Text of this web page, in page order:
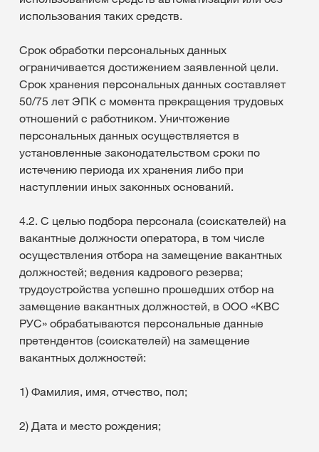
использования таких средств.
Срок обработки персональных данных
ограничивается достижением заявленной цели.
Срок хранения персональных данных составляет
50/75 лет ЭПК с момента прекращения трудовых
отношений с работником. Уничтожение
персональных данных осуществляется в
установленные законодательством сроки по
истечению периода их хранения либо при
наступлении иных законных оснований.
4.2. С целью подбора персонала (соискателей) на
вакантные должности оператора, в том числе
осуществления отбора на замещение вакантных
должностей; ведения кадрового резерва;
трудоустройства успешно прошедших отбор на
замещение вакантных должностей, в ООО «КВС
РУС» обрабатываются персональные данные
претендентов (соискателей) на замещение
вакантных должностей:
1) Фамилия, имя, отчество, пол;
2) Дата и место рождения;